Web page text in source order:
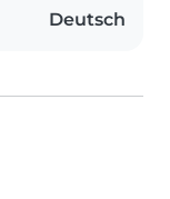
Deutsch